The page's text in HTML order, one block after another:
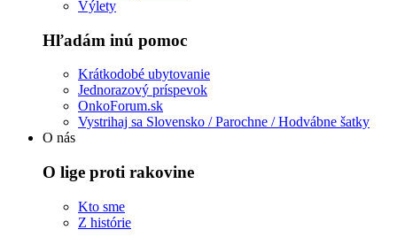
Výlety
Hľadám inú pomoc
Krátkodobé ubytovanie
Jednorazový príspevok
OnkoForum.sk
Vystrihaj sa Slovensko / Parochne / Hodvábne šatky
O nás
O lige proti rakovine
Kto sme
Z histórie